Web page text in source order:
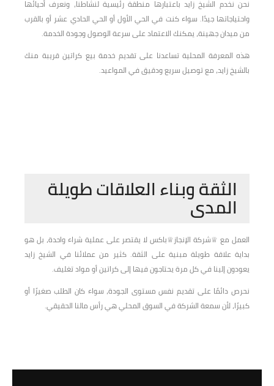
نحن نخدم الشيخ زايد باعتبارها منطقة رئيسية لنشاطنا، ونعرف أحيائها
واحتياجاتها جيدًا. سواء كنت في الحي الأول أو الحي الحادي عشر أو بالقرب
من ميدان جهينة، يمكنك الاعتماد على سرعة الوصول وجودة الخدمة.
هذه المعرفة المحلية تساعدنا على تقديم خدمة بيع كراتين قريبة منك
بالشيخ زايد، مع توصيل سريع ودقيق في المواعيد.
الثقة وبناء العلاقات طويلة
المدى
العمل مع ♕شركة الإنجاز♕باكس لا يقتصر على عملية شراء واحدة، بل هو
بداية علاقة طويلة مبنية على الثقة. كثير من عملائنا في الشيخ زايد
يعودون إلينا في كل مرة يحتاجون فيها إلى كراتين أو مواد تغليف.
نحرص دائمًا على تقديم نفس مستوى الجودة، سواء كان الطلب صغيرًا أو
كبيرًا، لأن سمعة الشركة في السوق المحلي هي رأس مالنا الحقيقي.